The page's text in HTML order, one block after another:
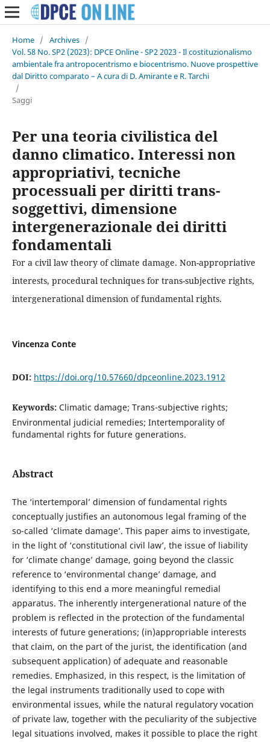
Home / Archives /
Vol. 58 No. SP2 (2023): DPCE Online - SP2 2023 - Il costituzionalismo
ambientale fra antropocentrismo e biocentrismo. Nuove prospettive
dal Diritto comparato – A cura di D. Amirante e R. Tarchi
/
Saggi
Per una teoria civilistica del
danno climatico. Interessi non
appropriativi, tecniche
processuali per diritti trans-
soggettivi, dimensione
intergenerazionale dei diritti
fondamentali
For a civil law theory of climate damage. Non-appropriative
interests, procedural techniques for trans-subjective rights,
intergenerational dimension of fundamental rights.
Vincenza Conte
DOI: https://doi.org/10.57660/dpceonline.2023.1912
Keywords: Climatic damage; Trans-subjective rights;
Environmental judicial remedies; Intertemporality of
fundamental rights for future generations.
Abstract
The ‘intertemporal’ dimension of fundamental rights
conceptually justifies an autonomous legal framing of the
so-called ‘climate damage’. This paper aims to investigate,
in the light of ‘constitutional civil law’, the issue of liability
for ‘climate change’ damage, going beyond the classic
reference to ‘environmental change’ damage, and
identifying to this end a more meaningful remedial
apparatus. The inherently intergenerational nature of the
problem is reflected in the protection of the fundamental
interests of future generations; (in)appropriable interests
that claim, on the part of the jurist, the identification (and
subsequent application) of adequate and reasonable
remedies. Emphasized, in this respect, is the limitation of
the legal instruments traditionally used to cope with
environmental issues, while the natural regulatory vocation
of private law, together with the peculiarity of the subjective
legal situations involved, makes it possible to place the right